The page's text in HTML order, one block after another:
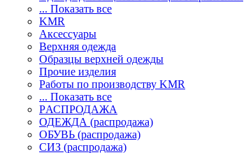
... Показать все
KMR
Аксессуары
Верхняя одежда
Образцы верхней одежды
Прочие изделия
Работы по производству KMR
... Показать все
PАСПРОДАЖА
ОДЕЖДА (распродажа)
ОБУВЬ (распродажа)
СИЗ (распродажа)